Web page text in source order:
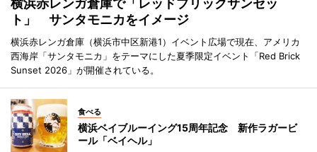
横浜赤レンガ倉庫で「レッドブリックサンセッ
ト」 サンタモニカをイメージ
横浜赤レンガ倉庫（横浜市中区新港1）イベント広場で現在、アメリカ
西海岸「サンタモニカ」をテーマにした夏季限定イベント「Red Brick
Sunset 2026」が開催されている。
食べる
横浜ベイブルーイング15周年記念 新作ラガービ
ール「ベイヘル」